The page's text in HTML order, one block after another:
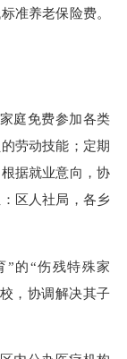
准养老保险费。
庭免费参加各类
劳动技能；定期
据就业意向，协
区人社局，各乡
”的“伤残特殊家
，协调解决其子